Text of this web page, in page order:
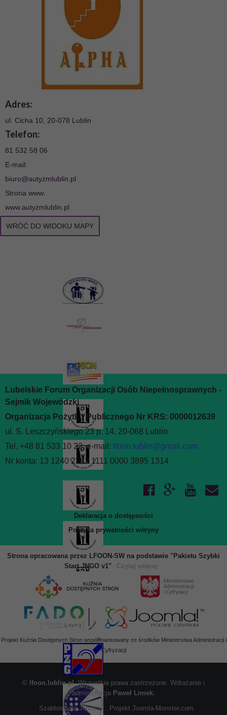
Adres:
ul. Cicha 10, 20-078 Lublin
Telefon:
81 532 58 06
E-mail:
biuro@autyzmlublin.pl
Strona www:
www.autyzmlublin.pl
WRÓĆ DO WIDOKU MAPY
Lubelskie Forum Organizacji Osób Niepełnosprawnych -
Sejmik Wojewódzki
Organizacja Pożytku Publicznego Nr KRS: 0000012639
ul. S. Leszczyńskiego 23 p. 14, 20-068 Lublin
Tel. +48 81 533 10 22, e-mail: lfoon.lublin@gmail.com
Nr konta: 13 1240 2382 1111 0000 3895 1314
Deklaracja o dostępności
Polityka prywatności witryny
Strona opracowana przez LFOON-SW na podstawie "Pakietu Szybki
Start JNGO v1"
Czytaj więcej
Projekt Kuźnia Dostępnych Stron współfinansowany ze środków Ministerstwa Administracji i
Cyfryzacji
© lfoon.lublin.pl. Wszystkie prawa zastrzeżone. Wdrażanie i
administracja Paweł Limek.
Szablony dla Joomla
. Projekt Joomla-Monster.com